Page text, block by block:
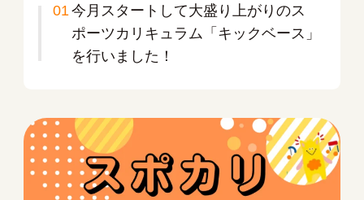
今月スタートして大盛り上がりのス
ポーツカリキュラム「キックベース」
を行いました！